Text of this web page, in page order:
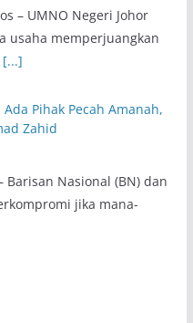
– UMNO Negeri Johor
usaha memperjuangkan
[...]
Pihak Pecah Amanah,
Zahid
Barisan Nasional (BN) dan
jika mana-